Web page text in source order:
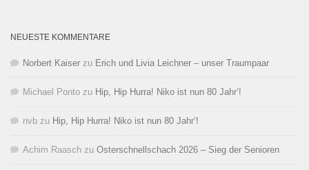
NEUESTE KOMMENTARE
Norbert Kaiser zu Erich und Livia Leichner – unser Traumpaar
Michael Ponto zu Hip, Hip Hurra! Niko ist nun 80 Jahr‘!
nvb zu Hip, Hip Hurra! Niko ist nun 80 Jahr‘!
Achim Raasch zu Osterschnellschach 2026 – Sieg der Senioren